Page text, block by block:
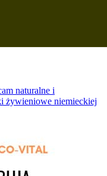
naturalne i
żywieniowe niemieckiej